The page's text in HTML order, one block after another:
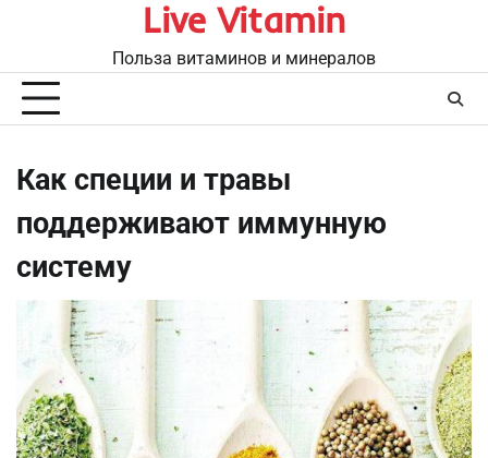
Live Vitamin
Польза витаминов и минералов
Как специи и травы
поддерживают иммунную
систему